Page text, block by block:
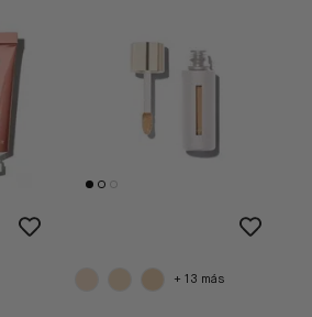
+ 13 más